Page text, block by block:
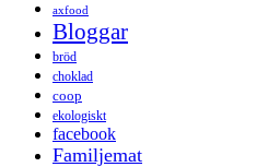
axfood
Bloggar
bröd
choklad
coop
ekologiskt
facebook
Familjemat